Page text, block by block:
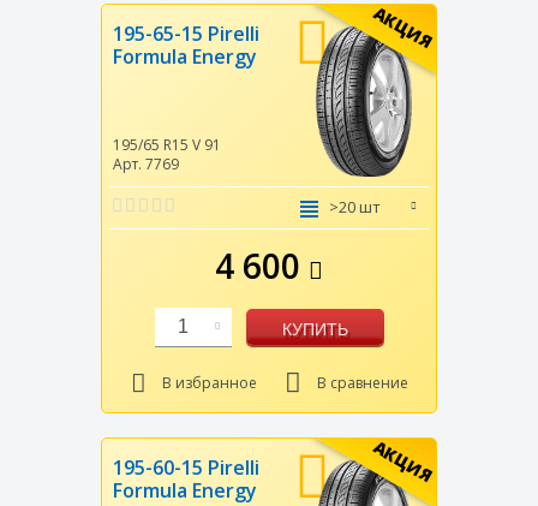
АКЦИЯ
195-65-15 Pirelli
Formula Energy
195/65 R15 V 91
Арт. 7769
>20 шт
4 600
1 КУПИТЬ
В избранное В сравнение
АКЦИЯ
195-60-15 Pirelli
Formula Energy